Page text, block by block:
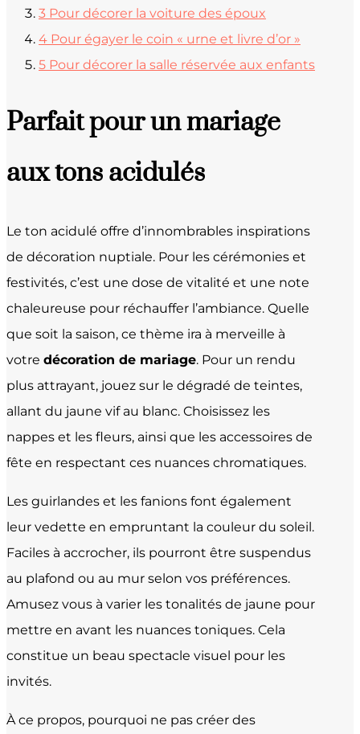
3 Pour décorer la voiture des époux
4 Pour égayer le coin « urne et livre d’or »
5 Pour décorer la salle réservée aux enfants
Parfait pour un mariage
aux tons acidulés
Le ton acidulé offre d’innombrables inspirations
de décoration nuptiale. Pour les cérémonies et
festivités, c’est une dose de vitalité et une note
chaleureuse pour réchauffer l’ambiance. Quelle
que soit la saison, ce thème ira à merveille à
votre décoration de mariage. Pour un rendu
plus attrayant, jouez sur le dégradé de teintes,
allant du jaune vif au blanc. Choisissez les
nappes et les fleurs, ainsi que les accessoires de
fête en respectant ces nuances chromatiques.
Les guirlandes et les fanions font également
leur vedette en empruntant la couleur du soleil.
Faciles à accrocher, ils pourront être suspendus
au plafond ou au mur selon vos préférences.
Amusez vous à varier les tonalités de jaune pour
mettre en avant les nuances toniques. Cela
constitue un beau spectacle visuel pour les
invités.
À ce propos, pourquoi ne pas créer des